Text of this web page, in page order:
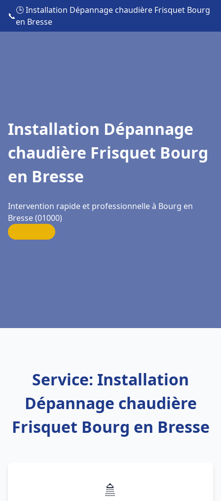
📞
🕒 Installation Dépannage chaudière Frisquet Bourg
en Bresse
Installation Dépannage
chaudière Frisquet Bourg
en Bresse
Intervention rapide et professionnelle à Bourg en
Bresse (01000)
Service: Installation
Dépannage chaudière
Frisquet Bourg en Bresse
🚿